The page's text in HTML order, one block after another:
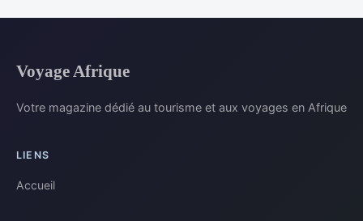
Voyage Afrique
Votre magazine dédié au tourisme et aux voyages en Afrique
LIENS
Accueil